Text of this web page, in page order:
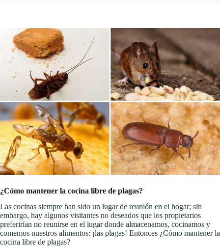
¿Cómo mantener la cocina libre de plagas?
Las cocinas siempre han sido un lugar de reunión en el hogar; sin
embargo, hay algunos visitantes no deseados que los propietarios
preferirían no reunirse en el lugar donde almacenamos, cocinamos y
comemos nuestros alimentos: ¡las plagas! Entonces ¿Cómo mantener la
cocina libre de plagas?